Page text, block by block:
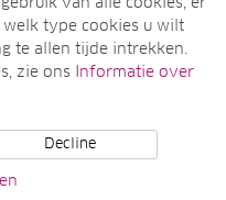
onderneming van de
van alle cookies, er
type cookies u wilt
te allen tijde intrekken.
zie ons
Informatie over
Decline